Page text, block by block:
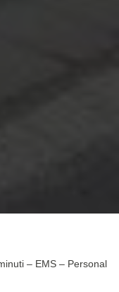
– EMS – Personal